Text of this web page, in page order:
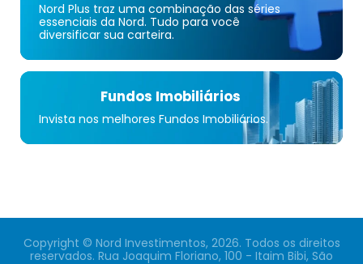
Nord Plus traz uma combinação das séries
essenciais da Nord. Tudo para você
diversificar sua carteira.
Fundos Imobiliários
Invista nos melhores Fundos Imobiliários.
Copyright © Nord Investimentos, 2026. Todos os direitos
reservados. Rua Joaquim Floriano, 100 - Itaim Bibi, São